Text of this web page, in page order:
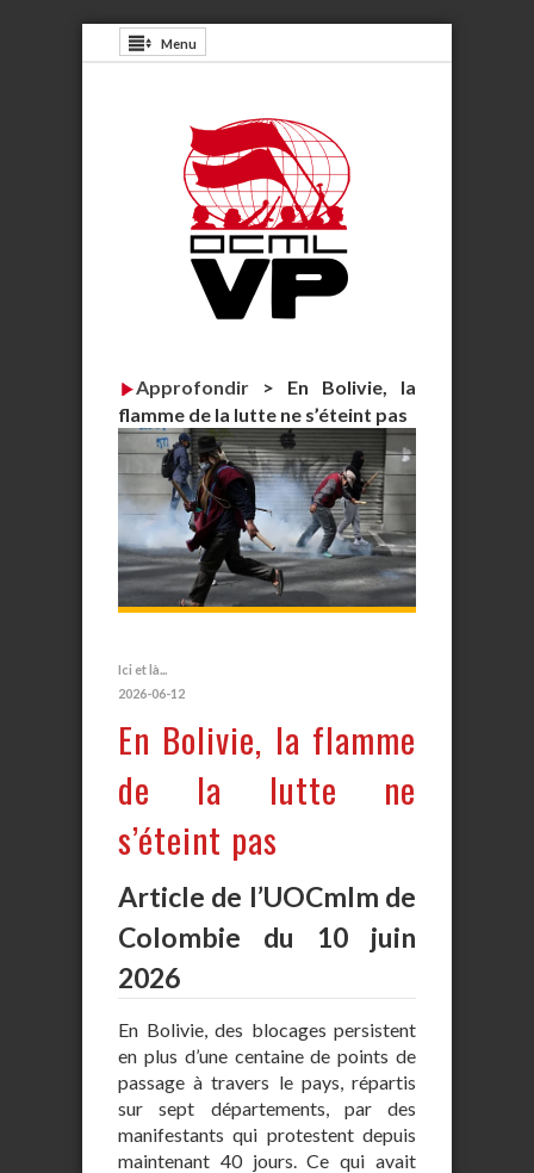
Menu
Approfondir > En Bolivie, la
flamme de la lutte ne s’éteint pas
Ici et là...
2026-06-12
En Bolivie, la flamme
de la lutte ne
s’éteint pas
Article de l’UOCmlm de
Colombie du 10 juin
2026
En Bolivie, des blocages persistent
en plus d’une centaine de points de
passage à travers le pays, répartis
sur sept départements, par des
manifestants qui protestent depuis
maintenant 40 jours. Ce qui avait